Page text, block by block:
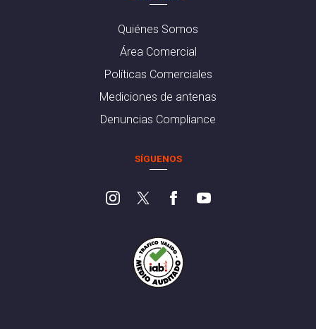
Quiénes Somos
Área Comercial
Políticas Comerciales
Mediciones de antenas
Denuncias Compliance
SÍGUENOS